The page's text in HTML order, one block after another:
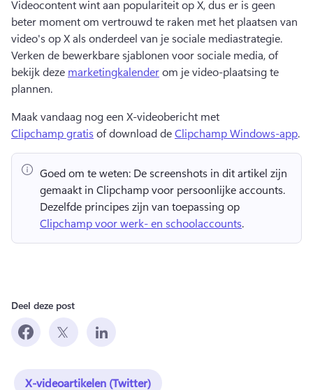
Videocontent wint aan populariteit op X, dus er is geen
beter moment om vertrouwd te raken met het plaatsen van
video's op X als onderdeel van je sociale mediastrategie.
Verken de bewerkbare sjablonen voor sociale media, of
bekijk deze marketingkalender om je video-plaatsing te
plannen.
Maak vandaag nog een X-videobericht met
Clipchamp gratis of download de Clipchamp Windows-app
Goed om te weten: De screenshots in dit artikel zijn
Clipchamp voor werk- en schoolaccounts.
Deel deze post
X-videoartikelen (Twitter)